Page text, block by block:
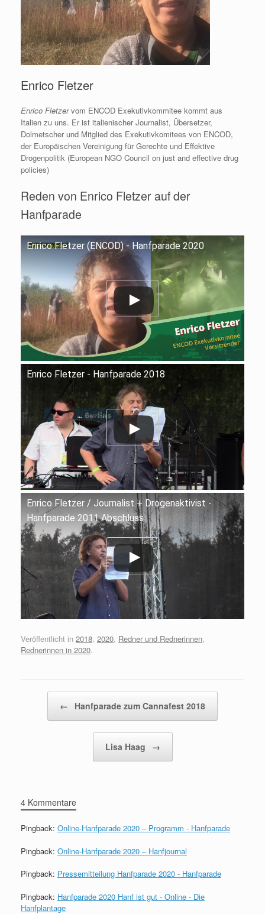
Enrico Fletzer
Enrico Fletzervom ENCOD Exekutivkommitee kommt aus
Italien zu uns. Er ist italienischer Journalist, Übersetzer,
Dolmetscher und Mitglied des Exekutivkomitees von ENCOD,
der Europäischen Vereinigung für Gerechte und Effektive
Drogenpolitik (European NGO Council on just and effective drug
policies)
Reden von Enrico Fletzer auf der
Hanfparade
Enrico Fletzer (ENCOD) - Hanfparade 2020
Enrico Fletzer - Hanfparade 2018
Enrico Fletzer / Journalist + Drogenaktivist -
Hanfparade 2011 Abschluss
Veröffentlicht in 2018, 2020, Redner und Rednerinnen,
Rednerinnen in 2020.
← Hanfparade zum Cannafest 2018
Lisa Haag →
4 Kommentare
Pingback: Online-Hanfparade 2020 – Programm - Hanfparade
Pingback: Online-Hanfparade 2020 – Hanfjournal
Pingback: Pressemitteilung Hanfparade 2020 - Hanfparade
Pingback: Hanfparade 2020 Hanf ist gut - Online - Die
Hanfplantage